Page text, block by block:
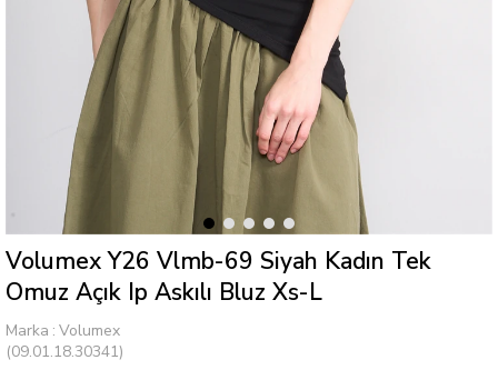
Volumex Y26 Vlmb-69 Siyah Kadın Tek
Omuz Açık Ip Askılı Bluz Xs-L
Marka : Volumex
(09.01.18.30341)